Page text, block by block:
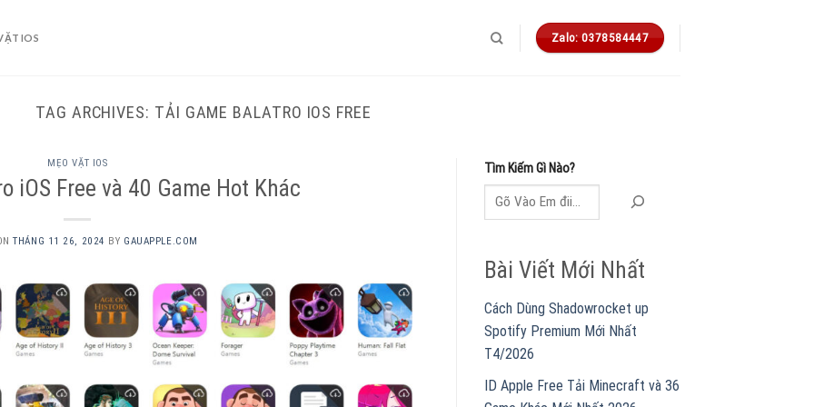
IOS Zalo: 0378584447
TAG ARCHIVES: TẢI GAME BALATRO IOS FREE
MẸO VẶT IOS
iOS Free và 40 Game Hot Khác
THÁNG 11 26, 2024 BY GAUAPPLE.COM
Tìm Kiếm Gì Nào?
Bài Viết Mới Nhất
Cách Dùng Shadowrocket up
Spotify Premium Mới Nhất
T4/2026
ID Apple Free Tải Minecraft và 36